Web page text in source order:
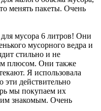
менять пакеты. Очень
мусора 6 литров! Они
мусорного ведра и
стильно и не
плюсом. Они также
Я использовала
действительно
мы покупаем их
знакомым. Очень